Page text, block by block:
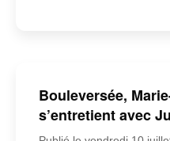
Bouleversée,
s’entretient avec